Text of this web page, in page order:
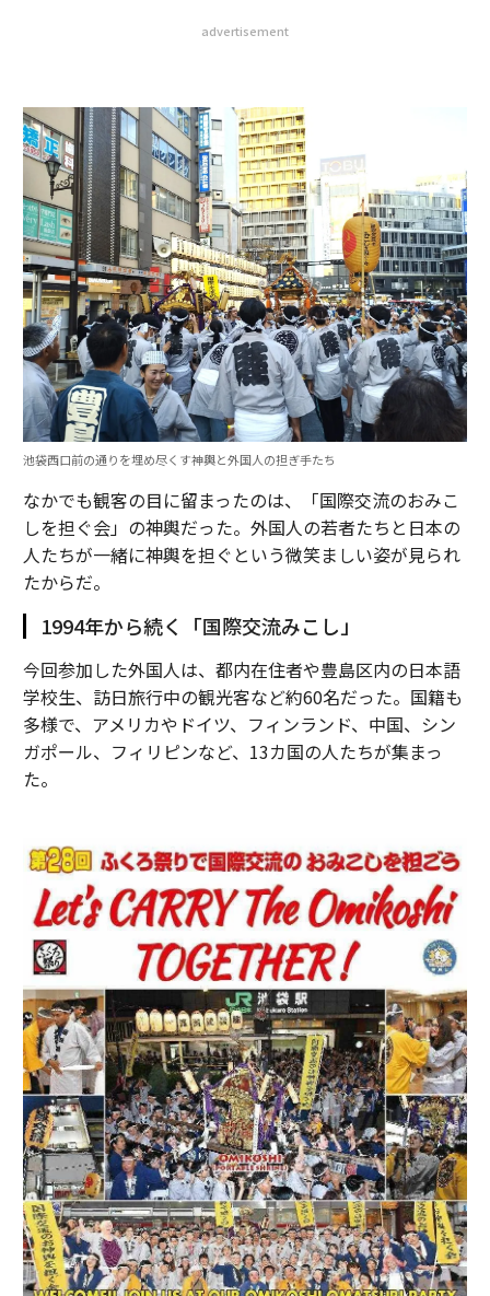
advertisement
池袋西口前の通りを埋め尽くす神輿と外国人の担ぎ手たち
なかでも観客の目に留まったのは、「国際交流のおみこ
しを担ぐ会」の神輿だった。外国人の若者たちと日本の
人たちが一緒に神輿を担ぐという微笑ましい姿が見られ
たからだ。
1994年から続く「国際交流みこし」
今回参加した外国人は、都内在住者や豊島区内の日本語
学校生、訪日旅行中の観光客など約60名だった。国籍も
多様で、アメリカやドイツ、フィンランド、中国、シン
ガポール、フィリピンなど、13カ国の人たちが集まっ
た。